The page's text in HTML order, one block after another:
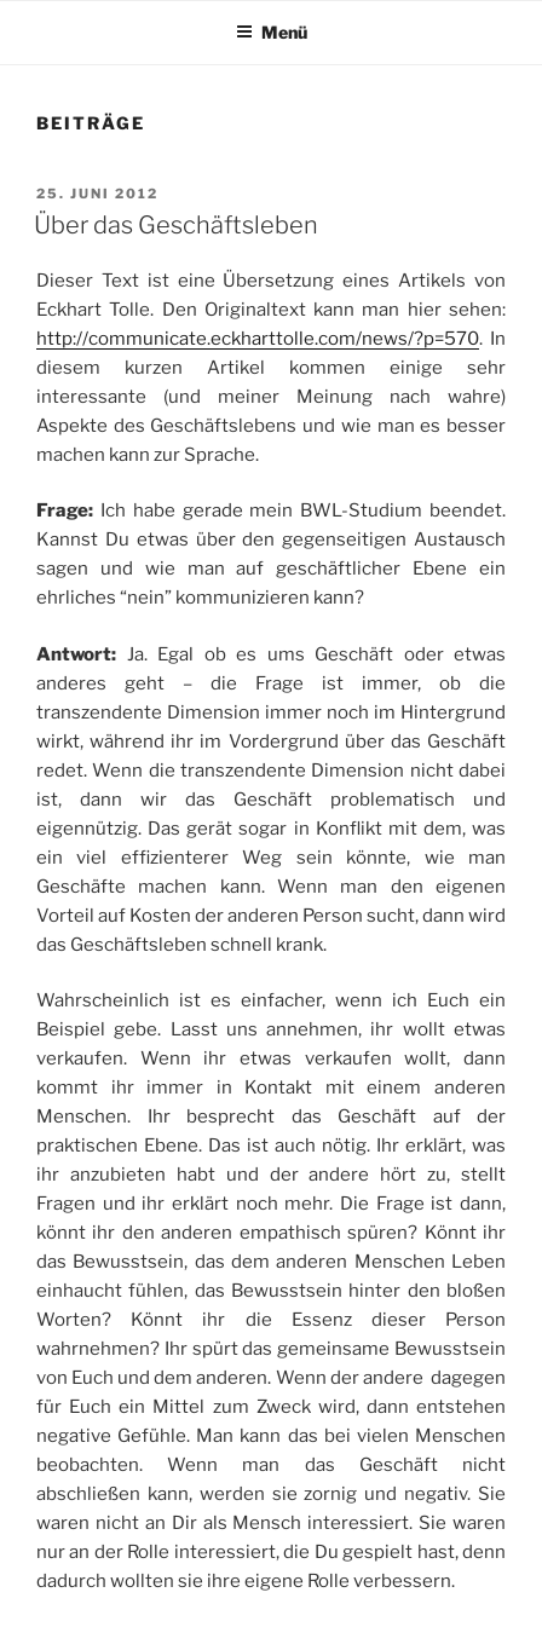
Menü
BEITRÄGE
VERÖFFENTLICHT
AM
25. JUNI 2012
Über das Geschäftsleben
Dieser Text ist eine Übersetzung eines Artikels von
Eckhart Tolle. Den Originaltext kann man hier sehen:
http://communicate.eckharttolle.com/news/?p=570. In
diesem kurzen Artikel kommen einige sehr
interessante (und meiner Meinung nach wahre)
Aspekte des Geschäftslebens und wie man es besser
machen kann zur Sprache.
Frage: Ich habe gerade mein BWL-Studium beendet.
Kannst Du etwas über den gegenseitigen Austausch
sagen und wie man auf geschäftlicher Ebene ein
ehrliches “nein” kommunizieren kann?
Antwort: Ja. Egal ob es ums Geschäft oder etwas
anderes geht – die Frage ist immer, ob die
transzendente Dimension immer noch im Hintergrund
wirkt, während ihr im Vordergrund über das Geschäft
redet. Wenn die transzendente Dimension nicht dabei
ist, dann wir das Geschäft problematisch und
eigennützig. Das gerät sogar in Konflikt mit dem, was
ein viel effizienterer Weg sein könnte, wie man
Geschäfte machen kann. Wenn man den eigenen
Vorteil auf Kosten der anderen Person sucht, dann wird
das Geschäftsleben schnell krank.
Wahrscheinlich ist es einfacher, wenn ich Euch ein
Beispiel gebe. Lasst uns annehmen, ihr wollt etwas
verkaufen. Wenn ihr etwas verkaufen wollt, dann
kommt ihr immer in Kontakt mit einem anderen
Menschen. Ihr besprecht das Geschäft auf der
praktischen Ebene. Das ist auch nötig. Ihr erklärt, was
ihr anzubieten habt und der andere hört zu, stellt
Fragen und ihr erklärt noch mehr. Die Frage ist dann,
könnt ihr den anderen empathisch spüren? Könnt ihr
das Bewusstsein, das dem anderen Menschen Leben
einhaucht fühlen, das Bewusstsein hinter den bloßen
Worten? Könnt ihr die Essenz dieser Person
wahrnehmen? Ihr spürt das gemeinsame Bewusstsein
von Euch und dem anderen. Wenn der andere dagegen
für Euch ein Mittel zum Zweck wird, dann entstehen
negative Gefühle. Man kann das bei vielen Menschen
beobachten. Wenn man das Geschäft nicht
abschließen kann, werden sie zornig und negativ. Sie
waren nicht an Dir als Mensch interessiert. Sie waren
nur an der Rolle interessiert, die Du gespielt hast, denn
dadurch wollten sie ihre eigene Rolle verbessern.